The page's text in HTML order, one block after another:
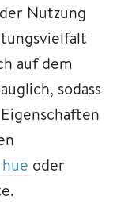
Nutzung
auf dem
sodass
oder